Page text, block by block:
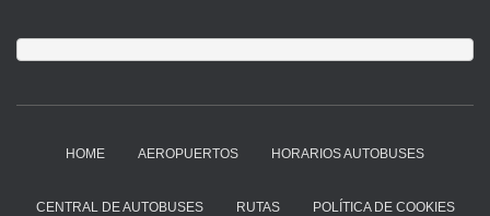
HOME AEROPUERTOS HORARIOS AUTOBUSES
CENTRAL DE AUTOBUSES RUTAS POLÍTICA DE COOKIES